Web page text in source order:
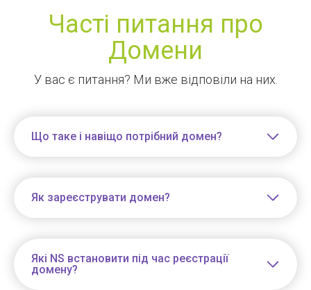
Часті питання про
Домени
У вас є питання? Ми вже відповіли на них.
Що таке і навіщо потрібний домен?
Як зареєструвати домен?
Які NS встановити під час реєстрації
домену?